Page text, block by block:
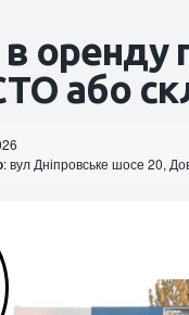
в оренду
або
: вул Дніпровське шосе 20,